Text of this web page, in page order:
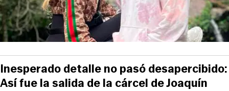
Inesperado detalle no pasó desapercibido:
Así fue la salida de la cárcel de Joaquín